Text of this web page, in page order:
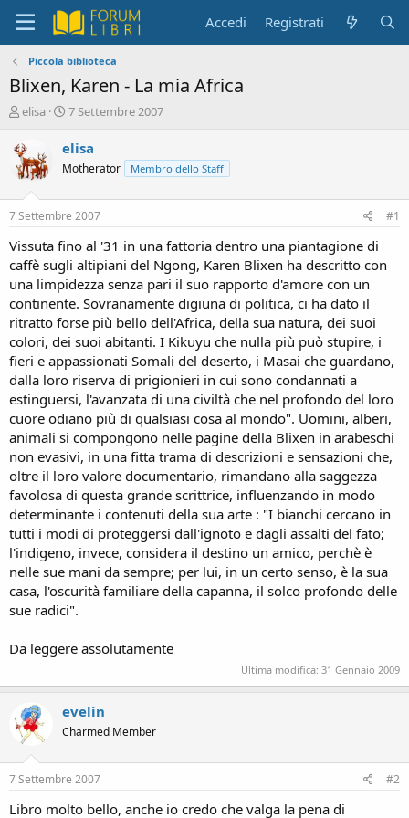
Accedi Registrati
Piccola biblioteca
Blixen, Karen - La mia Africa
C
e
a
t
r
e
D
s
c
u
s
s
i
o
n
e
elisa
D
t
d
n
i
z
i
o
7 Settembre 2007
elisa
Motherator Membro dello Staff
7 Settembre 2007 #1
Vissuta fino al '31 in una fattoria dentro una piantagione di
caffè sugli altipiani del Ngong, Karen Blixen ha descritto con
una limpidezza senza pari il suo rapporto d'amore con un
continente. Sovranamente digiuna di politica, ci ha dato il
ritratto forse più bello dell'Africa, della sua natura, dei suoi
colori, dei suoi abitanti. I Kikuyu che nulla più può stupire, i
fieri e appassionati Somali del deserto, i Masai che guardano,
dalla loro riserva di prigionieri in cui sono condannati a
estinguersi, l'avanzata di una civiltà che nel profondo del loro
cuore odiano più di qualsiasi cosa al mondo". Uomini, alberi,
animali si compongono nelle pagine della Blixen in arabeschi
non evasivi, in una fitta trama di descrizioni e sensazioni che,
oltre il loro valore documentario, rimandano alla saggezza
favolosa di questa grande scrittrice, influenzando in modo
determinante i contenuti della sua arte : "I bianchi cercano in
tutti i modi di proteggersi dall'ignoto e dagli assalti del fato;
l'indigeno, invece, considera il destino un amico, perchè è
nelle sue mani da sempre; per lui, in un certo senso, è la sua
casa, l'oscurità familiare della capanna, il solco profondo delle
sue radici".
Da leggere assolutamente
Ultima modifica: 31 Gennaio 2009
evelin
Charmed Member
7 Settembre 2007 #2
Libro molto bello, anche io credo che valga la pena di